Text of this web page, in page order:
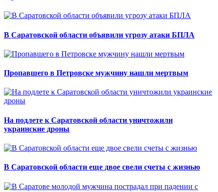
В Саратовской области объявили угрозу атаки БПЛА
Пропавшего в Петровске мужчину нашли мертвым
На подлете к Саратовской области уничтожили
украинские дроны
В Саратовской области еще двое свели счеты с жизнью